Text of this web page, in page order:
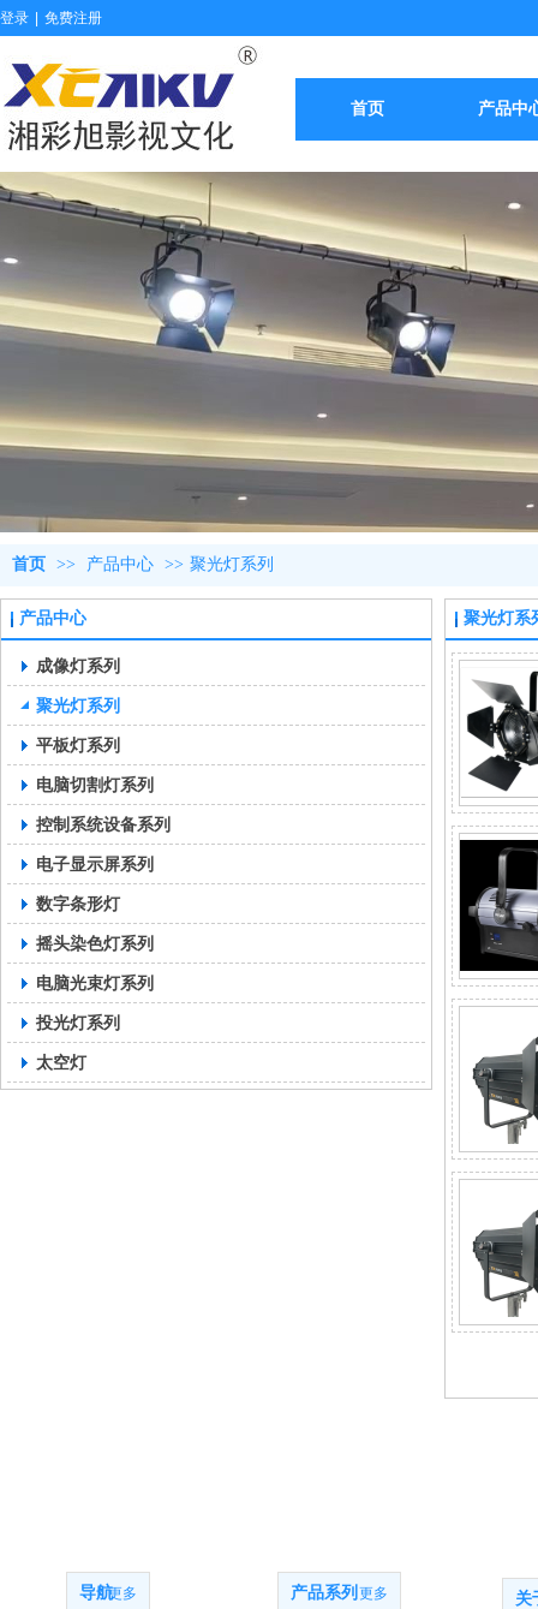
首页 产品中
登录 免费注册
首页 >> 产品中心 >> 聚光灯系列
产品中心
成像灯系列
聚光灯系列
平板灯系列
电脑切割灯系列
控制系统设备系列
电子显示屏系列
数字条形灯
摇头染色灯系列
电脑光束灯系列
投光灯系列
太空灯
聚光灯系
导航更多 产品系列 更多 关